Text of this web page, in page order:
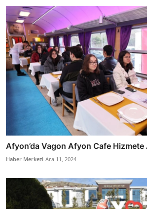
Afyon’da Vagon Afyon Cafe Hizmete
Haber Merkezi Ara 11, 2024